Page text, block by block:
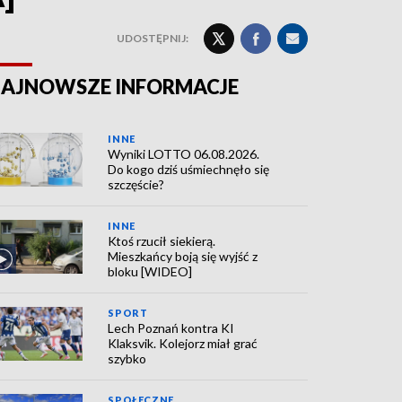
UDOSTĘPNIJ:
INFORMACJE
INNE
Wyniki LOTTO 06.08.2026.
Do kogo dziś uśmiechnęło się
szczęście?
INNE
Ktoś rzucił siekierą.
Mieszkańcy boją się wyjść z
bloku [WIDEO]
SPORT
Lech Poznań kontra KI
Klaksvik. Kolejorz miał grać
szybko